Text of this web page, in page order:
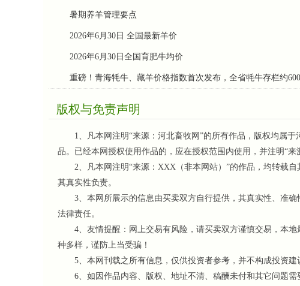
暑期养羊管理要点
2026年6月30日 全国最新羊价
2026年6月30日全国育肥牛均价
重磅！青海牦牛、藏羊价格指数首次发布，全省牦牛存栏约
版权与免责声明
1、凡本网注明“来源：河北畜牧网”的所有作品，版权均属于
品。已经本网授权使用作品的，应在授权范围内使用，并注明“
2、凡本网注明“来源：XXX（非本网站）”的作品，均转载自
其真实性负责。
3、本网所展示的信息由买卖双方自行提供，其真实性、准确
法律责任。
4、友情提醒：网上交易有风险，请买卖双方谨慎交易，本地
种多样，谨防上当受骗！
5、本网刊载之所有信息，仅供投资者参考 ，并不构成投资
6、如因作品内容、版权、地址不清、稿酬未付和其它问题需